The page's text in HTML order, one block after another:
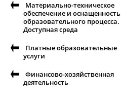
Материально-техническое
обеспечение и оснащенность
образовательного процесса.
Доступная среда
Платные образовательные
услуги
Финансово-хозяйственная
деятельность